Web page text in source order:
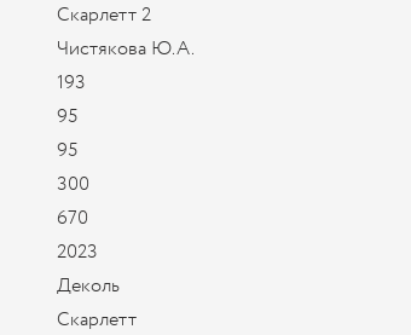
Скарлетт 2
Чистякова Ю.А.
193
95
95
300
670
2023
Деколь
Скарлетт